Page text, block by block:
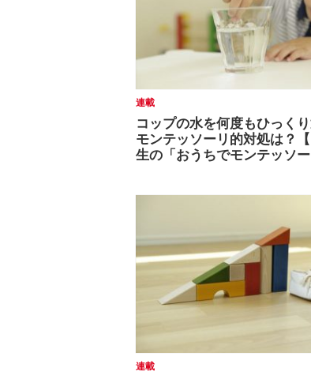
連載
コップの水を何度もひっくり
モンテッソーリ的対処は？
生の「おうちでモンテッソー
連載